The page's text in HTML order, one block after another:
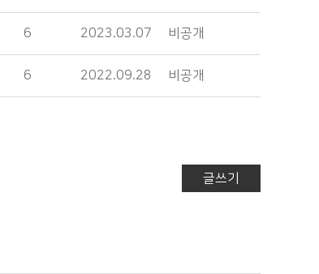
6 2023.03.07 비공개
6 2022.09.28 비공개
글쓰기